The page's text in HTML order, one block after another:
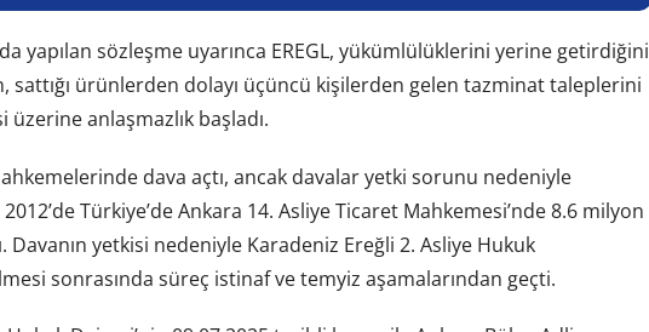
yapılan sözleşme uyarınca EREGL, yükümlülüklerini yerine getirdiğini
sattığı ürünlerden dolayı üçüncü kişilerden gelen tazminat taleplerini
üzerine anlaşmazlık başladı.
dava açtı, ancak davalar yetki sorunu nedeniyle
Türkiye’de Ankara 14. Asliye Ticaret Mahkemesi’nde 8.6 milyon
Davanın yetkisi nedeniyle Karadeniz Ereğli 2. Asliye Hukuk
sonrasında süreç istinaf ve temyiz aşamalarından geçti.